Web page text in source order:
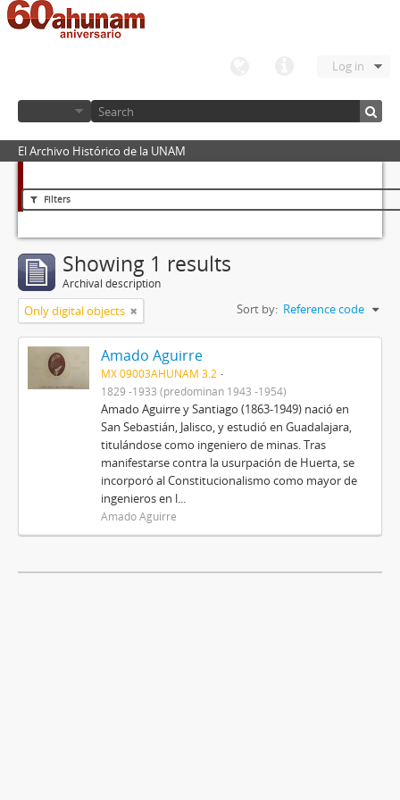
Log in
El Archivo Histórico de la UNAM
Filters
Showing 1 results
Archival description
Only digital objects Sort by: Reference code
Amado Aguirre
MX 09003AHUNAM 3.2
1829 -1933 (predominan 1943 -1954)
Amado Aguirre y Santiago (1863-1949) nació en
San Sebastián, Jalisco, y estudió en Guadalajara,
titulándose como ingeniero de minas. Tras
manifestarse contra la usurpación de Huerta, se
incorporó al Constitucionalismo como mayor de
ingenieros en l...
Amado Aguirre